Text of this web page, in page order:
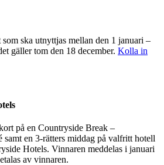
ska utnyttjas mellan den 1 januari –
gäller tom den 18 december. Kolla in
på en Countryside Break –
en 3-rätters middag på valfritt hotell
Hotels. Vinnaren meddelas i januari
av vinnaren.